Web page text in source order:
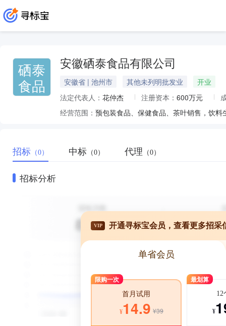
硒泰
食品
安徽硒泰食品有限公司
安徽省 | 池州市 其他未列明批发业
开业
法定代表人： 花仲杰 注册资本： 600万元
经营范围：
招标 （0） 中标 （0） 代理 （0）
招标分析
VIP 开通寻标宝会员，查看更多招采
单省会员
限购一次
首月试用
¥14.9 ¥39
最划算
12
¥